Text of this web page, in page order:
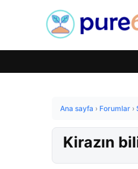
Ana sayfa › Forumlar ›
Kirazın